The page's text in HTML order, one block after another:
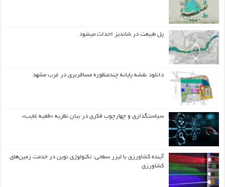
پل طبیعت در شاندیز احداث میشود
دانلود نقشه پایانه چندمنظوره مسافربری در غرب مشهد
سیاستگذاری و چهارچوب فکری در بیان نظریه «فقیه غایب»
آینده کشاورزی با لیزر سطحی: تکنولوژی نوین در خدمت زمین‌های
کشاورزی